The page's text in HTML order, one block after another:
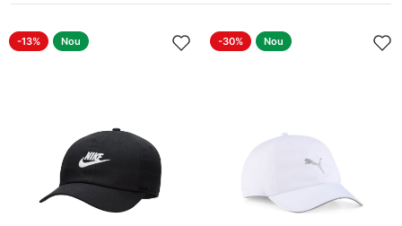
-13% Nou -30% Nou